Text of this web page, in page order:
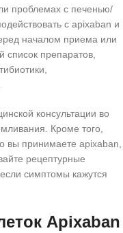
проблемах с печенью/
с apixaban и
началом приема или
список препаратов,
консультации во
Кроме того,
вы принимаете apixaban,
рецептурные
симптомы кажутся
Apixaban